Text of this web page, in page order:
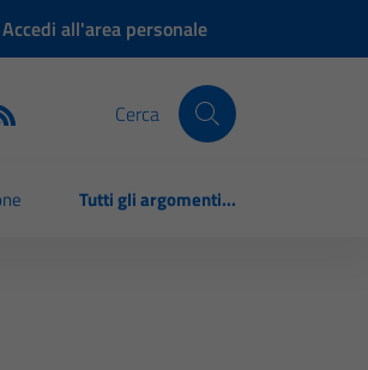
Accedi all'area personale
Cerca
Tutti gli argomenti...